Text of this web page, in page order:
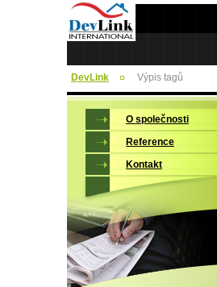
DevLink Výpis tagů
O společnosti
Reference
Kontakt